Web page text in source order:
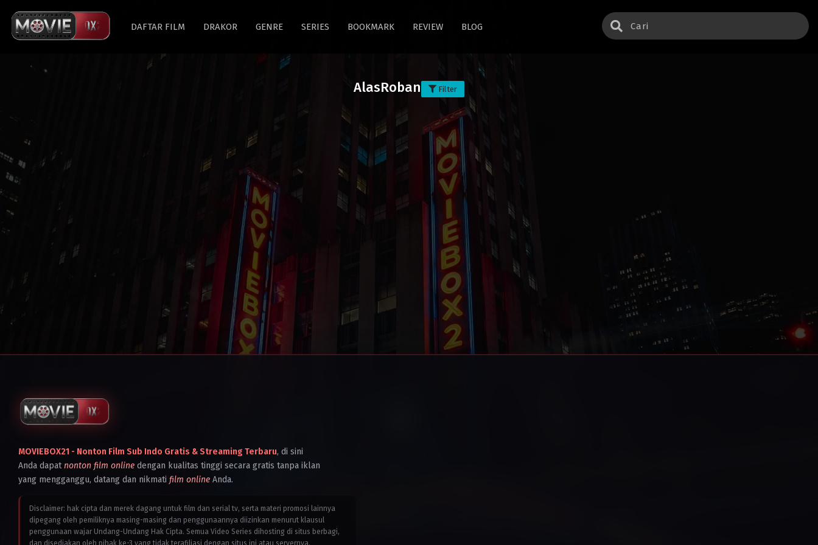
DAFTAR FILM DRAKOR GENRE SERIES BOOKMARK REVIEW BLOG
AlasRoban Filter
MOVIEBOX21 - Nonton Film Sub Indo Gratis & Streaming Terbaru, di sini
Anda dapatnonton film online dengan kualitas tinggi secara gratis tanpa iklan
yang mengganggu, datang dan nikmati film online Anda.
Disclaimer: hak cipta dan merek dagang untuk film dan serial tv, serta materi promosi lainnya
dipegang oleh pemiliknya masing-masing dan penggunaannya diizinkan menurut klausul
penggunaan wajar Undang-Undang Hak Cipta. Semua Video Series dihosting di situs berbagi,
dan disediakan oleh pihak ke-3 yang tidak terafiliasi dengan situs ini atau servernya.